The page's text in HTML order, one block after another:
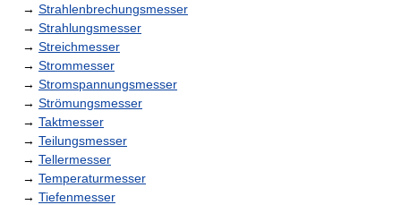
→ Strahlenbrechungsmesser
→ Strahlungsmesser
→ Streichmesser
→ Strommesser
→ Stromspannungsmesser
→ Strömungsmesser
→ Taktmesser
→ Teilungsmesser
→ Tellermesser
→ Temperaturmesser
→ Tiefenmesser